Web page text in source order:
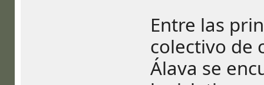
Entre las
colectivo de
Álava se